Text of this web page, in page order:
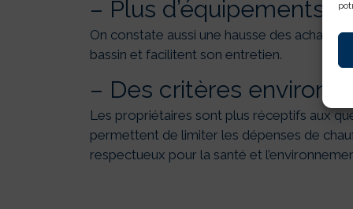
– Plus d’équipements
On constate aussi une hausse des achats
bassin et facilitent son entretien.
– Des critères
Les propriétaires sont plus réceptifs aux
permettent de limiter les dépenses de
respectueux pour la santé et